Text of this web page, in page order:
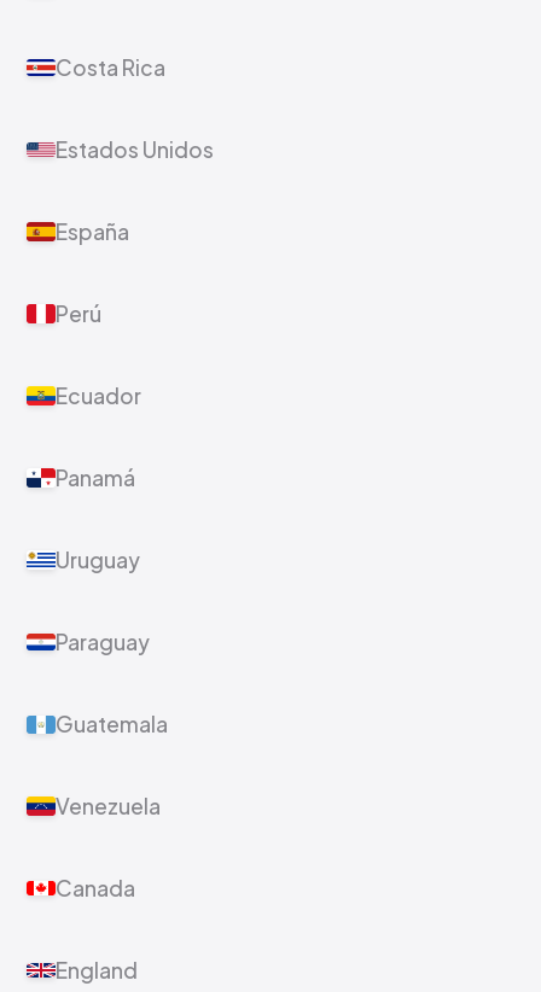
Costa Rica
Estados Unidos
España
Perú
Ecuador
Panamá
Uruguay
Paraguay
Guatemala
Venezuela
Canada
England